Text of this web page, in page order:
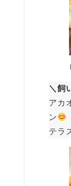
＼飼
アカ
ン
テラ